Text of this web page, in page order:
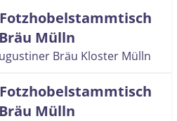
Mülln
Bräu Kloster Mülln
Mülln